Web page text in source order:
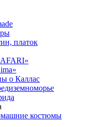
платок
о Каллас
костюмы